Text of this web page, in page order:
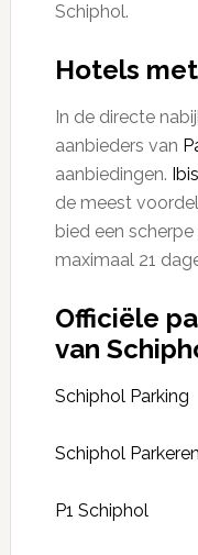
Schiphol.
Hotels
In de directe
aanbieders van
aanbiedingen.
de meest
bied een
maximaal 21
Officiële
van
Schiphol Parking
Schiphol Parkeren
P1 Schiphol